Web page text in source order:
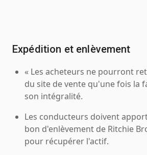
Expédition et enlèvement
« Les acheteurs ne pourront
du site de vente qu'une fois la
son intégralité.
Les conducteurs doivent
bon d'enlèvement de Ritchie
pour récupérer l'actif.